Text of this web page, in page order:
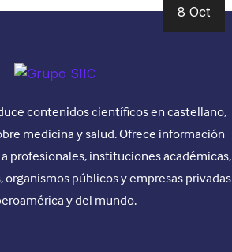
8 Oct
contenidos científicos en castellano,
medicina y salud. Ofrece información
profesionales, instituciones académicas,
públicos y empresas privadas
y del mundo.